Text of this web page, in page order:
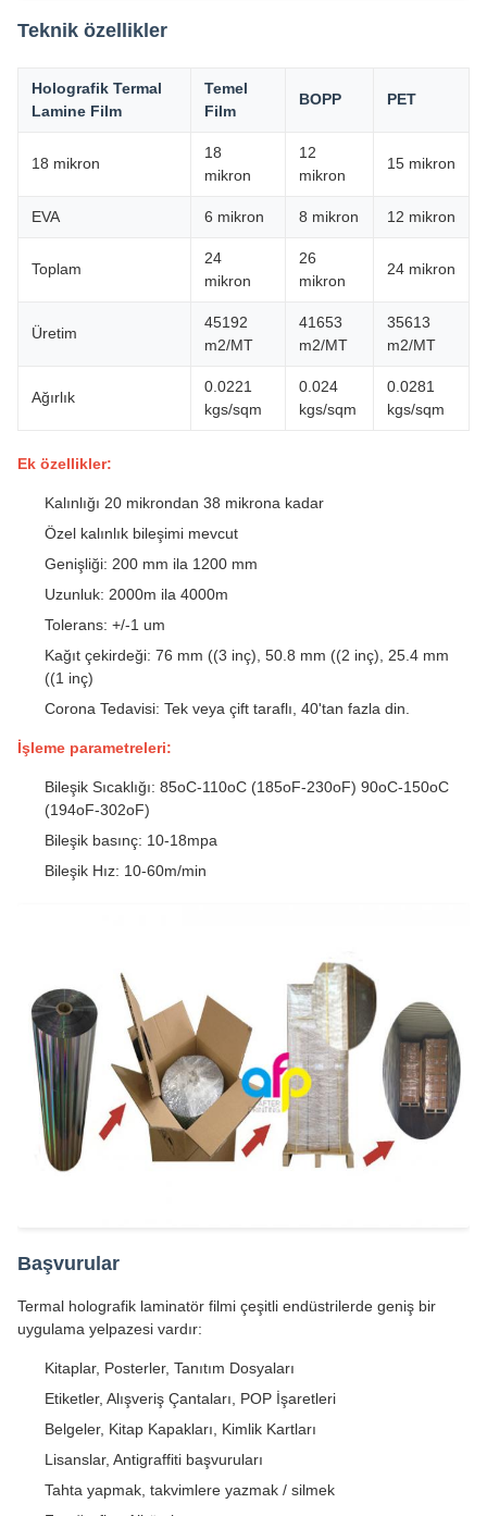
Teknik özellikler
Holografik Termal
Lamine Film
Temel
Film
BOPP PET
18 mikron
18
mikron
12
mikron
15 mikron
EVA 6 mikron 8 mikron 12 mikron
Toplam
24
mikron
26
mikron
24 mikron
Üretim
45192
m2/MT
41653
m2/MT
35613
m2/MT
Ağırlık
0.0221
kgs/sqm
0.024
kgs/sqm
0.0281
kgs/sqm
Ek özellikler:
Kalınlığı 20 mikrondan 38 mikrona kadar
Özel kalınlık bileşimi mevcut
Genişliği: 200 mm ila 1200 mm
Uzunluk: 2000m ila 4000m
Tolerans: +/-1 um
Kağıt çekirdeği: 76 mm ((3 inç), 50.8 mm ((2 inç), 25.4 mm
((1 inç)
Corona Tedavisi: Tek veya çift taraflı, 40'tan fazla din.
İşleme parametreleri:
Bileşik Sıcaklığı: 85oC-110oC (185oF-230oF) 90oC-150oC
(194oF-302oF)
Bileşik basınç: 10-18mpa
Bileşik Hız: 10-60m/min
Başvurular
Termal holografik laminatör filmi çeşitli endüstrilerde geniş bir
uygulama yelpazesi vardır:
Kitaplar, Posterler, Tanıtım Dosyaları
Etiketler, Alışveriş Çantaları, POP İşaretleri
Belgeler, Kitap Kapakları, Kimlik Kartları
Lisanslar, Antigraffiti başvuruları
Tahta yapmak, takvimlere yazmak / silmek